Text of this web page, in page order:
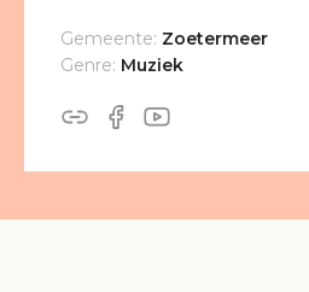
Gemeente: Zoetermeer
Genre: Muziek